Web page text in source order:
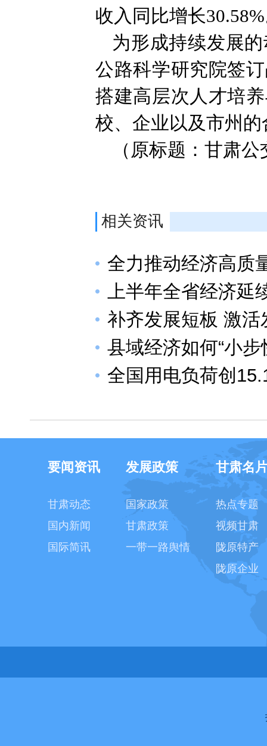
收入同比增长
为形成持续发展
公路科学研究院签
搭建高层次人才培
校、企业以及市州
（原标题：甘肃
相关资讯
全力推动经济高
上半年全省经济
补齐发展短板 激
县域经济如何“小步
全国用电负荷创
要闻资讯
甘肃动态
国内新闻
国际简讯
发展政策
国家政策
甘肃政策
一带一路舆情
甘肃名
热点专题
视频甘肃
陇原特产
陇原企业